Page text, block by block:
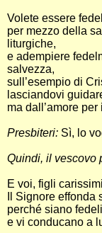
Volete essere
per mezzo della
liturgiche,
e adempiere
salvezza,
sull’esempio di
lasciandovi
ma dall’amore
Presbiteri: Sì, lo
Quindi, il vescovo
E voi, figli
Il Signore
perché siano
e vi conducano a